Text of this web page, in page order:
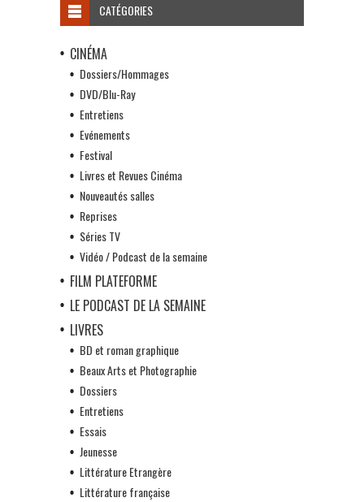
CATÉGORIES
CINÉMA
Dossiers/Hommages
DVD/Blu-Ray
Entretiens
Evénements
Festival
Livres et Revues Cinéma
Nouveautés salles
Reprises
Séries TV
Vidéo / Podcast de la semaine
FILM PLATEFORME
LE PODCAST DE LA SEMAINE
LIVRES
BD et roman graphique
Beaux Arts et Photographie
Dossiers
Entretiens
Essais
Jeunesse
Littérature Etrangère
Littérature française